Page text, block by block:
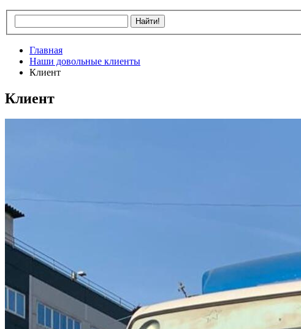
Главная
Наши довольные клиенты
Клиент
Клиент